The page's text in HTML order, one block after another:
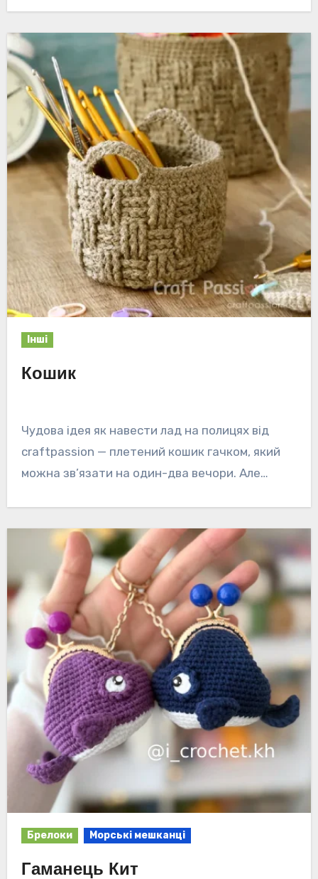
Інші
Кошик
Чудова ідея як навести лад на полицях від
craftpassion — плетений кошик гачком, який
можна зв’язати на один-два вечори. Але…
Брелоки Морські мешканці
Гаманець Кит